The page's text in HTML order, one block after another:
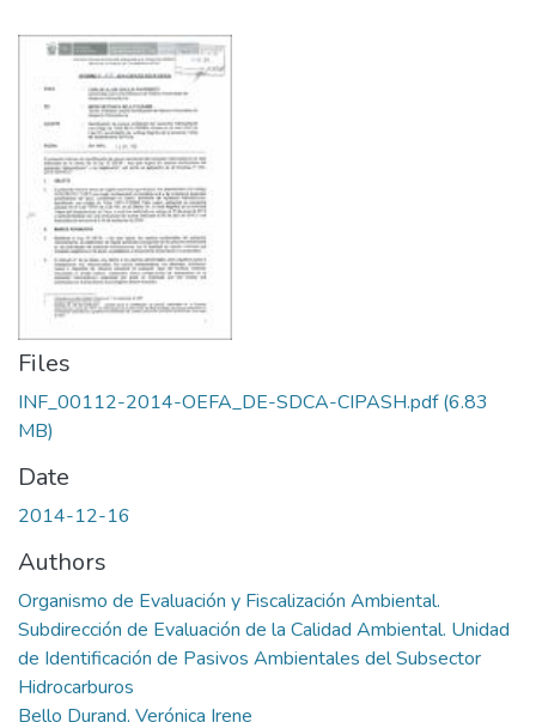
Files
INF_00112-2014-OEFA_DE-SDCA-CIPASH.pdf(6.83
MB)
Date
2014-12-16
Authors
Organismo de Evaluación y Fiscalización Ambiental.
Subdirección de Evaluación de la Calidad Ambiental. Unidad
de Identificación de Pasivos Ambientales del Subsector
Hidrocarburos
Bello Durand, Verónica Irene